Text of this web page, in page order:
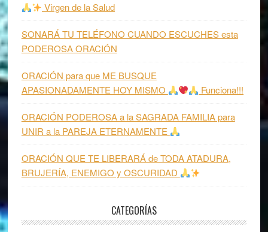
Virgen de la Salud
SONARÁ TU TELÉFONO CUANDO ESCUCHES esta
PODEROSA ORACIÓN
ORACIÓN para que ME BUSQUE
APASIONADAMENTE HOY MISMO
Funciona!!!
ORACIÓN PODEROSA a la SAGRADA FAMILIA para
UNIR a la PAREJA ETERNAMENTE
ORACIÓN QUE TE LIBERARÁ de TODA ATADURA,
BRUJERÍA, ENEMIGO y OSCURIDAD
CATEGORÍAS